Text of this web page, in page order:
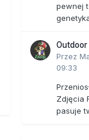
pewnej
Przez
09:33
Zdjęcia
pasuje